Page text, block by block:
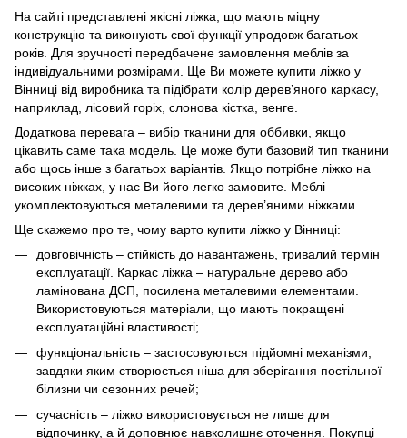
На сайті представлені якісні ліжка , що мають міцну
конструкцію та виконують свої функції упродовж багатьох
років. Для зручності передбачене замовлення меблів за
індивідуальними розмірами. Ще Ви можете купити ліжко у
Вінниці від виробника та підібрати колір дерев’яного каркасу,
наприклад, лісовий горіх, слонова кістка, венге.
Додаткова перевага – вибір тканини для оббивки, якщо
цікавить саме така модель. Це може бути базовий тип тканини
або щось інше з багатьох варіантів. Якщо потрібне ліжко на
високих ніжках, у нас Ви його легко замовите. Меблі
укомплектовуються металевими та дерев’яними ніжками.
Ще скажемо про те, чому варто купити ліжко у Вінниці:
довговічність – стійкість до навантажень, тривалий термін
експлуатації. Каркас ліжка – натуральне дерево або
ламінована ДСП, посилена металевими елементами.
Використовуються матеріали, що мають покращені
експлуатаційні властивості;
функціональність – застосовуються підйомні механізми,
завдяки яким створюється ніша для зберігання постільної
білизни чи сезонних речей;
сучасність – ліжко використовується не лише для
відпочинку, а й доповнює навколишнє оточення. Покупці